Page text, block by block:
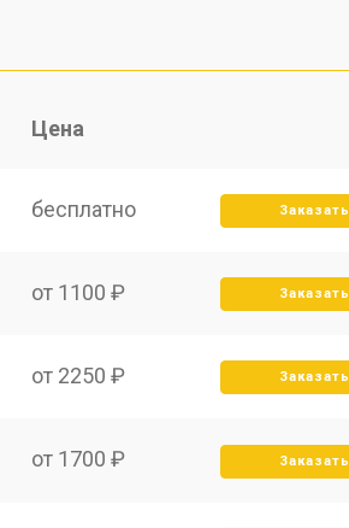
Цена
бесплатно Заказать
от 1100 ₽ Заказать
от 2250 ₽ Заказать
от 1700 ₽ Заказать